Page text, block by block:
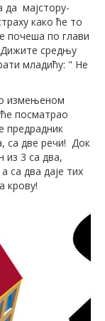
да мајстору-
како ће то
почеша по глави
средњу
младићу: " Не
измењеном
посматрао
предрадник
са две речи! Док
из 3 са два,
са два даје тих
крову!